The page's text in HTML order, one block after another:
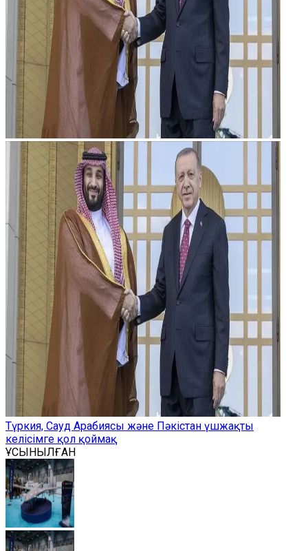
Түркия, Сауд Арабиясы және Пәкістан үшжақты
келісімге қол қоймақ
ҰСЫНЫЛҒАН